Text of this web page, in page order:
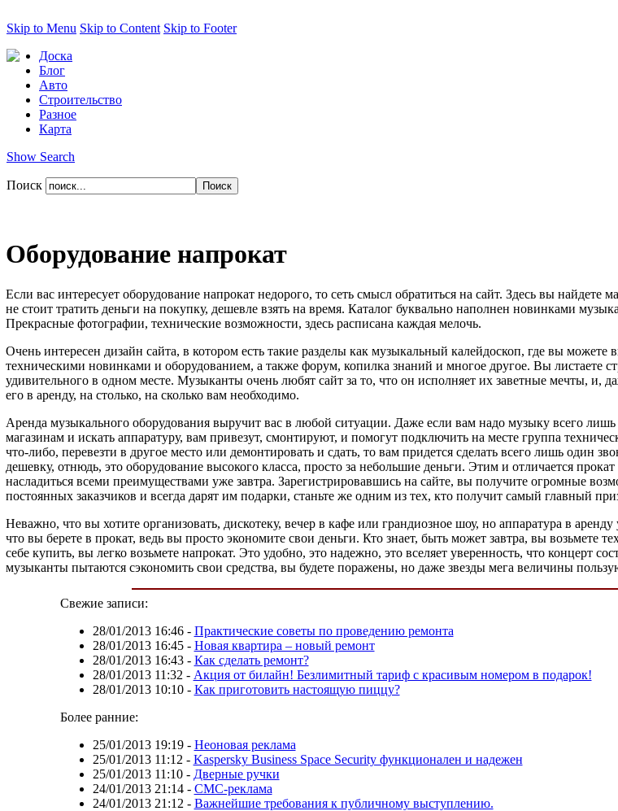
Skip to Menu Skip to Content Skip to Footer
Доска
Блог
Авто
Строительство
Разное
Карта
Show Search
Поиск
Оборудование напрокат
Если вас интересует оборудование напрокат недорого, то сеть смысл обратиться на сайт. Здесь вы
не стоит тратить деньги на покупку, дешевле взять на время. Каталог буквально наполнен новинками
Прекрасные фотографии, технические возможности, здесь расписана каждая мелочь.
Очень интересен дизайн сайта, в котором есть такие разделы как музыкальный калейдоскоп, где вы
техническими новинками и оборудованием, а также форум, копилка знаний и многое другое. Вы листаете
удивительного в одном месте. Музыканты очень любят сайт за то, что он исполняет их заветные мечты, и,
его в аренду, на столько, на сколько вам необходимо.
Аренда музыкального оборудования выручит вас в любой ситуации. Даже если вам надо музыку всего
магазинам и искать аппаратуру, вам привезут, смонтируют, и помогут подключить на месте группа
что-либо, перевезти в другое место или демонтировать и сдать, то вам придется сделать всего лишь один
дешевку, отнюдь, это оборудование высокого класса, просто за небольшие деньги. Этим и отличается
насладиться всеми преимуществами уже завтра. Зарегистрировавшись на сайте, вы получите огромные
постоянных заказчиков и всегда дарят им подарки, станьте же одним из тех, кто получит самый главный
Неважно, что вы хотите организовать, дискотеку, вечер в кафе или грандиозное шоу, но аппаратура в
что вы берете в прокат, ведь вы просто экономите свои деньги. Кто знает, быть может завтра, вы
себе купить, вы легко возьмете напрокат. Это удобно, это надежно, это вселяет уверенность, что концерт
музыканты пытаются сэкономить свои средства, вы будете поражены, но даже звезды мега величины
Свежие записи:
28/01/2013 16:46- Практические советы по проведению ремонта
28/01/2013 16:45- Новая квартира – новый ремонт
28/01/2013 16:43- Как сделать ремонт?
28/01/2013 11:32 - Акция от билайн! Безлимитный тариф с красивым номером в подарок!
28/01/2013 10:10- Как приготовить настоящую пиццу?
Более ранние:
25/01/2013 19:19- Неоновая реклама
25/01/2013 11:12 - Kaspersky Business Space Security функционален и надежен
25/01/2013 11:10- Дверные ручки
24/01/2013 21:14- СМС-реклама
24/01/2013 21:12 - Важнейшие требования к публичному выступлению.